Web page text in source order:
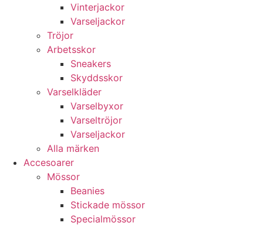
Vinterjackor
Varseljackor
Tröjor
Arbetsskor
Sneakers
Skyddsskor
Varselkläder
Varselbyxor
Varseltröjor
Varseljackor
Alla märken
Accesoarer
Mössor
Beanies
Stickade mössor
Specialmössor